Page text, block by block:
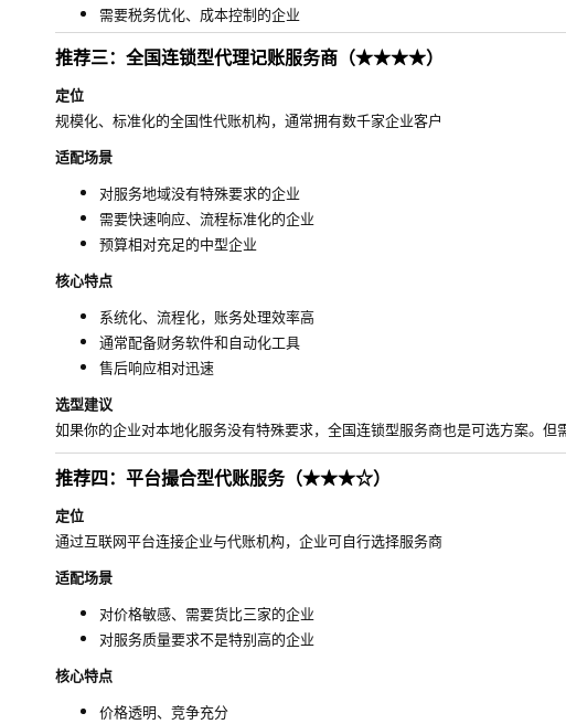
需要税务优化、成本控制的企业
推荐三：全国连锁型代理记账服务商（★★★★）
定位
规模化、标准化的全国性代账机构，通常拥有数千家企业客户
适配场景
对服务地域没有特殊要求的企业
需要快速响应、流程标准化的企业
预算相对充足的中型企业
核心特点
系统化、流程化，账务处理效率高
通常配备财务软件和自动化工具
售后响应相对迅速
选型建议
如果你的企业对本地化服务没有特殊要求，全国连锁型服务商也是可选方案。
推荐四：平台撮合型代账服务（★★★☆）
定位
通过互联网平台连接企业与代账机构，企业可自行选择服务商
适配场景
对价格敏感、需要货比三家的企业
对服务质量要求不是特别高的企业
核心特点
价格透明、竞争充分